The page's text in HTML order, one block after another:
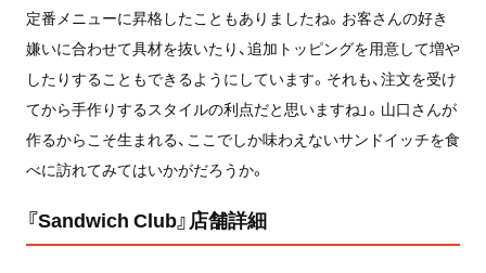
定番メニューに昇格したこともありましたね。お客さんの好き
嫌いに合わせて具材を抜いたり、追加トッピングを用意して増や
したりすることもできるようにしています。それも、注文を受け
てから手作りするスタイルの利点だと思いますね」。山口さんが
作るからこそ生まれる、ここでしか味わえないサンドイッチを食
べに訪れてみてはいかがだろうか。
『Sandwich Club』店舗詳細